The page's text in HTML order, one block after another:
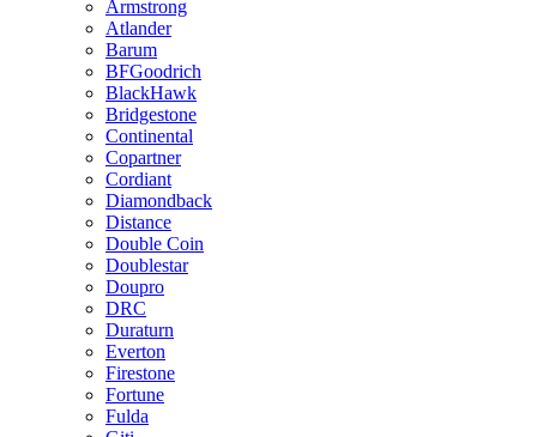
Armstrong
Atlander
Barum
BFGoodrich
BlackHawk
Bridgestone
Continental
Copartner
Cordiant
Diamondback
Distance
Double Coin
Doublestar
Doupro
DRC
Duraturn
Everton
Firestone
Fortune
Fulda